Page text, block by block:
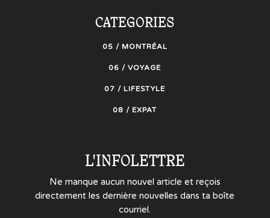
CATEGORIES
05 / MONTRÉAL
06 / VOYAGE
07 / LIFESTYLE
08 / EXPAT
L'INFOLETTRE
Ne manque aucun nouvel article et reçois
directement les dernière nouvelles dans ta boîte
courriel.